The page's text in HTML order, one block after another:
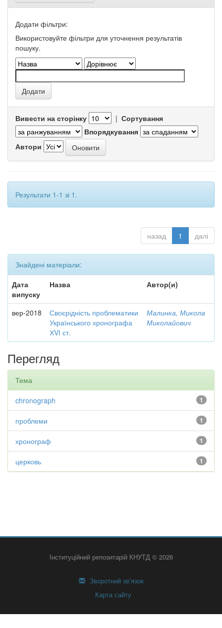
Додати фільтри:
Використовуйте фільтри для уточнення результатів
пошуку.
Вивести на сторінку | Сортування
Впорядкування
Автори
Результати 1-1 зі 1.
назад 1 далі
Знайдені матеріали:
Дата
випуску
Назва Автор(и)
вер-2018
Своєрідність проблематики
Українського хронографа
ХVІ ст.
Малинка, Микола
Миколайович
Перегляд
Тема
1
chronograph
1
проблеми
1
хронограф
1
церковь
Інституційний репозитарій КНУТД © 2026
Зворотний зв’язок
Карта сайту